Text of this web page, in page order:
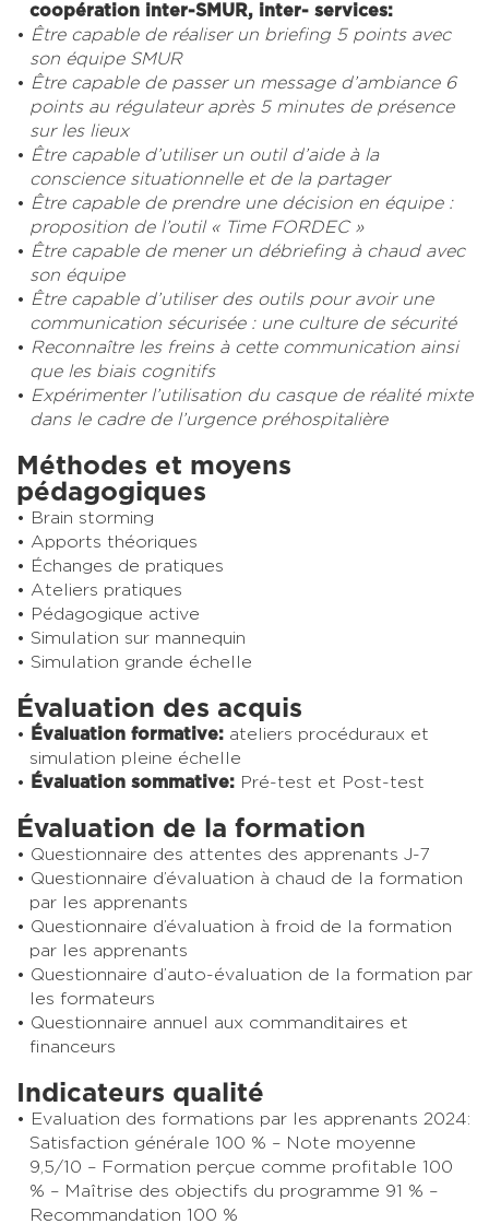
coopération inter-SMUR, inter- services:
Être capable de réaliser un briefing 5 points avec
son équipe SMUR
Être capable de passer un message d’ambiance 6
points au régulateur après 5 minutes de présence
sur les lieux
Être capable d’utiliser un outil d’aide à la
conscience situationnelle et de la partager
Être capable de prendre une décision en équipe :
proposition de l’outil « Time FORDEC »
Être capable de mener un débriefing à chaud avec
son équipe
Être capable d’utiliser des outils pour avoir une
communication sécurisée : une culture de sécurité
Reconnaître les freins à cette communication ainsi
que les biais cognitifs
Expérimenter l’utilisation du casque de réalité mixte
dans le cadre de l’urgence préhospitalière
Méthodes et moyens
pédagogiques
Brain storming
Apports théoriques
Échanges de pratiques
Ateliers pratiques
Pédagogique active
Simulation sur mannequin
Simulation grande échelle
Évaluation des acquis
Évaluation formative: ateliers procéduraux et
simulation pleine échelle
Évaluation sommative: Pré-test et Post-test
Évaluation de la formation
Questionnaire des attentes des apprenants J-7
Questionnaire d’évaluation à chaud de la formation
par les apprenants
Questionnaire d’évaluation à froid de la formation
par les apprenants
Questionnaire d’auto-évaluation de la formation par
les formateurs
Questionnaire annuel aux commanditaires et
financeurs
Indicateurs qualité
Evaluation des formations par les apprenants 2024:
Satisfaction générale 100 % – Note moyenne
9,5/10 – Formation perçue comme profitable 100
% – Maîtrise des objectifs du programme 91 % –
Recommandation 100 %